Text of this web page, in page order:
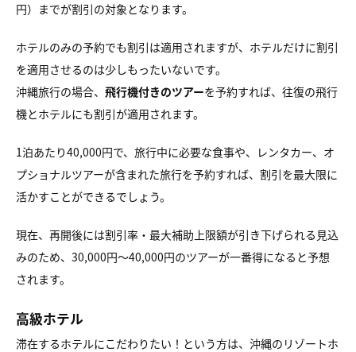
円）までが割引の対象となります。
ホテルのみの予約でも割引は適用されますが、ホテルだけに割引
を適用させるのは少しもったいないです。
沖縄旅行の場合、 飛行機付きのツアーを予約すれば、往復の飛行
機とホテルにも割引が適用されます。
1泊あたり40,000円で、旅行中に必要な食事や、レンタカー、オ
プショナルツアーが含まれた旅行を予約すれば、割引を最大限に
活かすことができるでしょう。
現在、再開後には割引率・最大補助上限額が引き下げられる見込
みのため、30,000円～40,000円のツアーが一番得になると予想
されます。
高級ホテル
滞在するホテルにこだわりたい！という方は、沖縄のリゾートホ